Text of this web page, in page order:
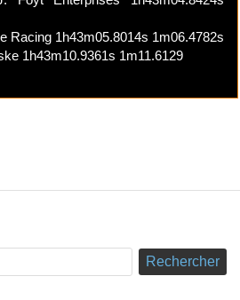
Racing 1h43m05.8014s 1m06.4782s
1h43m10.9361s 1m11.6129
Rechercher